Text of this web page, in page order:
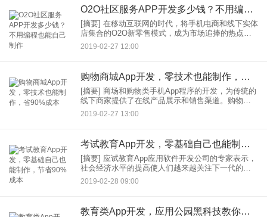
O2O社区服务APP开发多少钱？不用编程也能自己制作
[摘要] 在移动互联网的时代，将手机电商和线下实体
店集合的O2O新零售模式，成为市场追捧的热点，
涌现了众多千万级融资项目。打造O2O新零售App，
结合实体店，为用户打造全新的购物体验。在移动
2019-02-27 12:00
购物商城App开发，零技术也能制作，省90%成本
[摘要] 商场和购物类手机App程序的开发，为传统的
线下商家提供了在线产品展示和销售渠道。购物商
城类App已经成为电子商务模式发展的驱动力。在移
动互联网时代，手机正在成为时代的主角，大家已
2019-02-27 13:00
考试教育App开发，零基础自己也能制作，节省90%成本
[摘要] 应试教育App应用软件开发公司的专家表示，
社会经济水平的提高使人们越来越关注下一代的教
育水平，这为应试教育应用软件的开发提供了巨大
的市场潜力。随着移动互联时代的到来，人们的消
2019-02-28 09:00
教育类App开发，应用公园黑科技教你自己制作